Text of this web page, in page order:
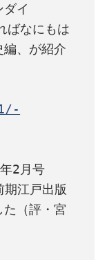
イ
ばなにもは
編、が紹介
2月号
江戸出版
（評・宮